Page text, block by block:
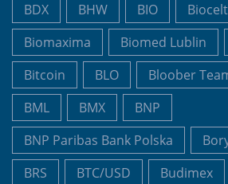
BDX
BHW BIO
Biomaxima
Biomed Lublin
Bitcoin
BLO Bloober
BML
BMX
BNP
BNP Paribas Bank Polska
BRS
BTC/USD Budimex